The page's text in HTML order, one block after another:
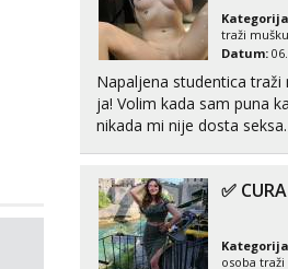
traži
Datum:
Napaljena studentica
ja! Volim kada sam puna
nikada mi nije dosta
cekam te!
✅
osoba